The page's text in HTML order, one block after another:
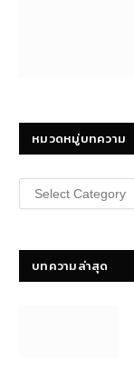
หมวดหมู่บทความ
หมวด
หมู่
บทความล่าสุด